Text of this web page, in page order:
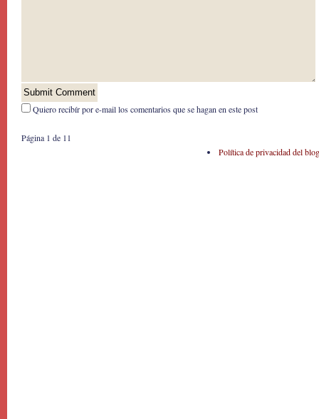
Quiero recibír por e-mail los comentarios que se hagan en este post
Página 1 de 1 1
Política de privacidad del